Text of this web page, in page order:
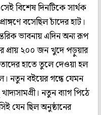
বিশেষ দিনটিকে সার্থক
বসেছিল চাঁদের হাট।
ভাবনায় এদিন অন্য রূপ
প্রায় ২০০ জন খুদে পড়ুয়ার
হাতে তুলে দেওয়া হল
নতুন বইয়ের গন্ধে যেমন
নতুন ব্যাগ পিঠে
যেন ছিল অনুষ্ঠানের